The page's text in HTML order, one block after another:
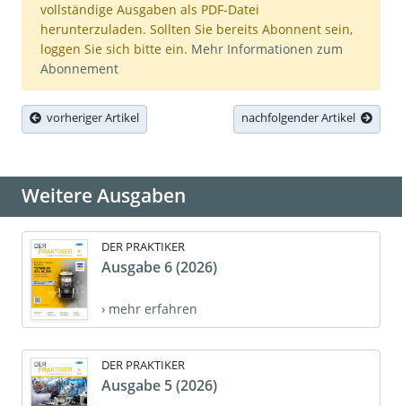
vollständige Ausgaben als PDF-Datei
herunterzuladen. Sollten Sie bereits Abonnent sein,
loggen Sie sich bitte ein. Mehr Informationen zum
Abonnement
vorheriger Artikel nachfolgender Artikel
Weitere Ausgaben
DER PRAKTIKER
Ausgabe 6 (2026)
› mehr erfahren
DER PRAKTIKER
Ausgabe 5 (2026)